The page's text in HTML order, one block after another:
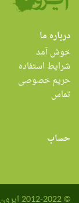
درباره ما
خوش آمد
شرایط استفاده
حریم خصوصی
تماس
حساب